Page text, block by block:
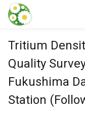
本文に飛ぶ
Tritium
Quality
Fukushima
Station